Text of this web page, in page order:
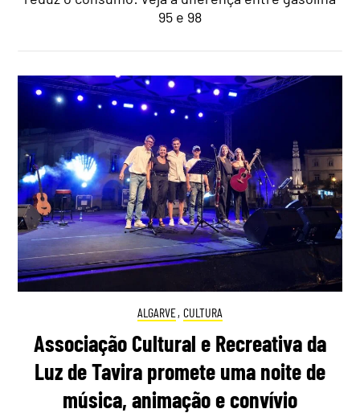
95 e 98
ALGARVE, CULTURA
Associação Cultural e Recreativa da
Luz de Tavira promete uma noite de
música, animação e convívio